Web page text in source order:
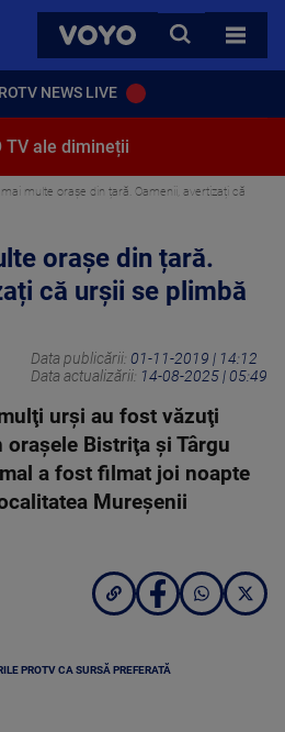
VOYO
CAUTA
TOATE
NEWS LIVE
TV ale dimineții
multe orașe din țară. Oamenii, avertizați că
orașe din țară.
că urșii se plimbă
Data publicării: 01-11-2019 | 14:12
Data actualizării: 14-08-2025 | 05:49
urşi au fost văzuţi
Bistriţa şi Târgu
a fost filmat joi noapte
Mureșenii
PROTV CA SURSĂ PREFERATĂ